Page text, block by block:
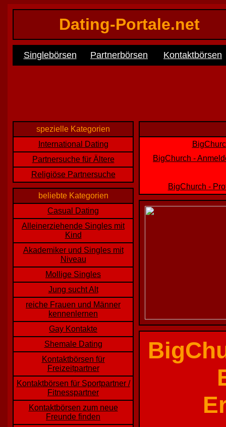
Dating-Portale.net
Singlebörsen Partnerbörsen Kontaktbörsen
spezielle Kategorien
International Dating
Partnersuche für Ältere
Religiöse Partnersuche
beliebte Kategorien
Casual Dating
Alleinerziehende Singles mit
Kind
Akademiker und Singles mit
Niveau
Mollige Singles
Jung sucht Alt
reiche Frauen und Männer
kennenlernen
Gay Kontakte
Shemale Dating
Kontaktbörsen für
Freizeitpartner
Kontaktbörsen für Sportpartner /
Fitnesspartner
Kontaktbörsen zum neue
Freunde finden
BigChurch -
BigChurch -